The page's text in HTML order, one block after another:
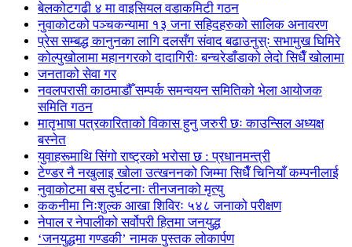
बेलकोटगढी ४ मा वाइसियल वडाकमिटी गठन
नुवाकोटको पञ्चकन्यामा १३ जना सहिदहरुको सालिक अनावरण
प्रेस सम्बद्ध कानुनका लागि दलसँग संवाद बढाउनुस्ः सभामुख घिमिरे
कोल्पुखोलामा महानगरको दादागिरीः बन्चरेडाँडाको लेदो सिधैँ खोलामा
जनताको सेवा गर
नवलपरासी काठमाडौँ सम्पर्क समन्वयन समितिको भेला आयोजक
समिति गठन
मातृभाषा पत्रकारिताको विकास हुनु जरुरी छः काउन्सिल अध्यक्ष
बस्नेत
युवाहरूमाथि सिंगो राष्ट्रको भरोसा छ : प्रधानमन्त्री
टेण्डर नै नखुलाइ खोला उत्खननको जिम्मा सिधैँ चिनियाँ कम्पनीलाई
नुवाकोटमा बस दुर्घटनाः तीनजनाको मृत्यु
ककनीमा निःशुल्क आखा शिविरः ५४८ जनाको परीक्षण
नेपाल र नेपालीको सर्वोपरी हितमा जनयुद्ध
‘जनयुद्धमा गण्डकी’ नामक पुस्तक लोकार्पण